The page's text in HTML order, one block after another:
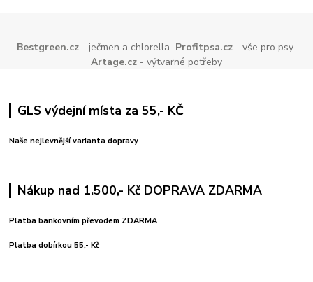
Bestgreen.cz - ječmen a chlorella Profitpsa.cz - vše pro psy
Artage.cz - výtvarné potřeby
GLS výdejní místa za 55,- KČ
Naše nejlevnější varianta dopravy
Nákup nad 1.500,- Kč DOPRAVA ZDARMA
Platba bankovním převodem ZDARMA
Platba dobírkou 55,- Kč